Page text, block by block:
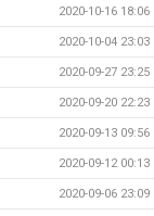
2020-10-16 18:06
2020-10-04 23:03
2020-09-27 23:25
2020-09-20 22:23
2020-09-13 09:56
2020-09-12 00:13
2020-09-06 23:09